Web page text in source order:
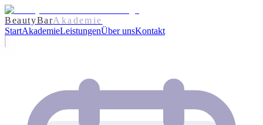
BeautyBarAkademie
StartAkademieLeistungenÜber unsKontakt